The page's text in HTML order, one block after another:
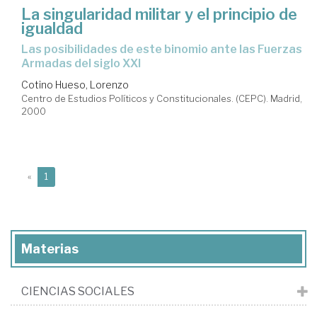
La singularidad militar y el principio de
igualdad
Las posibilidades de este binomio ante las Fuerzas
Armadas del siglo XXI
Cotino Hueso, Lorenzo
Centro de Estudios Políticos y Constitucionales. (CEPC). Madrid,
2000
« 1
Materias
CIENCIAS SOCIALES